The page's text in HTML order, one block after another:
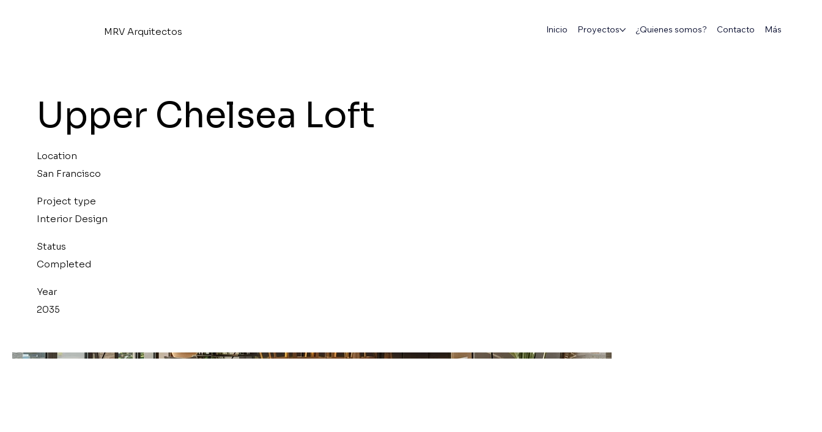
MRV Arquitectos Inicio Proyectos ¿Quienes somos? Contacto Más
Upper Chelsea Loft
Location
San Francisco
Project type
Interior Design
Status
Completed
Year
2035